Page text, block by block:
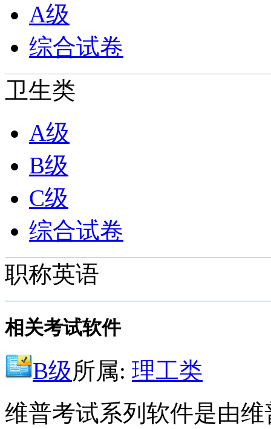
A级
综合试卷
卫生类
A级
B级
C级
综合试卷
职称英语
相关考试软件
B级所属: 理工类
维普考试系列软件是由